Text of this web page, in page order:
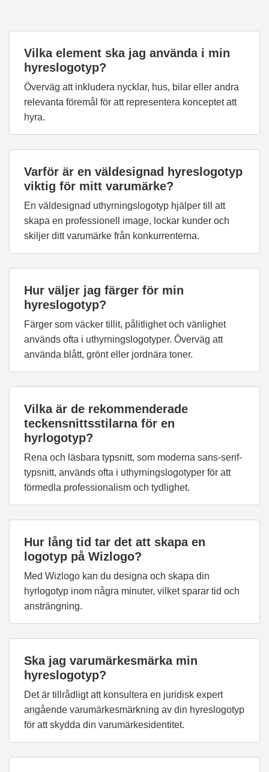
Vilka element ska jag använda i min
hyreslogotyp?
Överväg att inkludera nycklar, hus, bilar eller andra
relevanta föremål för att representera konceptet att
hyra.
Varför är en väldesignad hyreslogotyp
viktig för mitt varumärke?
En väldesignad uthyrningslogotyp hjälper till att
skapa en professionell image, lockar kunder och
skiljer ditt varumärke från konkurrenterna.
Hur väljer jag färger för min
hyreslogotyp?
Färger som väcker tillit, pålitlighet och vänlighet
används ofta i uthyrningslogotyper. Överväg att
använda blått, grönt eller jordnära toner.
Vilka är de rekommenderade
teckensnittsstilarna för en
hyrlogotyp?
Rena och läsbara typsnitt, som moderna sans-serif-
typsnitt, används ofta i uthyrningslogotyper för att
förmedla professionalism och tydlighet.
Hur lång tid tar det att skapa en
logotyp på Wizlogo?
Med Wizlogo kan du designa och skapa din
hyrlogotyp inom några minuter, vilket sparar tid och
ansträngning.
Ska jag varumärkesmärka min
hyreslogotyp?
Det är tillrådligt att konsultera en juridisk expert
angående varumärkesmärkning av din hyreslogotyp
för att skydda din varumärkesidentitet.